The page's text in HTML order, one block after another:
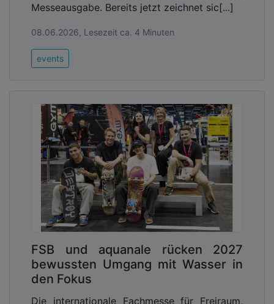
Messeausgabe. Bereits jetzt zeichnet sic[...]
08.06.2026, Lesezeit ca. 4 Minuten
events
FSB und aquanale rücken 2027
bewussten Umgang mit Wasser in
den Fokus
Die internationale Fachmesse für Freiraum,